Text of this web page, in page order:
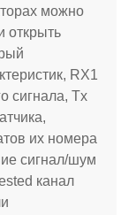
можно
открыть
RX1
сигнала, Tx
их номера
сигнал/шум
канал